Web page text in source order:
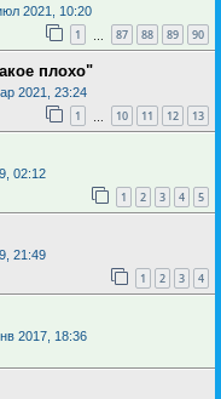
2021, 10:20
1 87 88 89 90
плохо"
2021, 23:24
1 10 11 12 13
02:12
1 2 3 4 5
21:49
1 2 3 4
2017, 18:36